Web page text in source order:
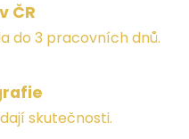
ČR
do 3 pracovních dnů.
skutečnosti.